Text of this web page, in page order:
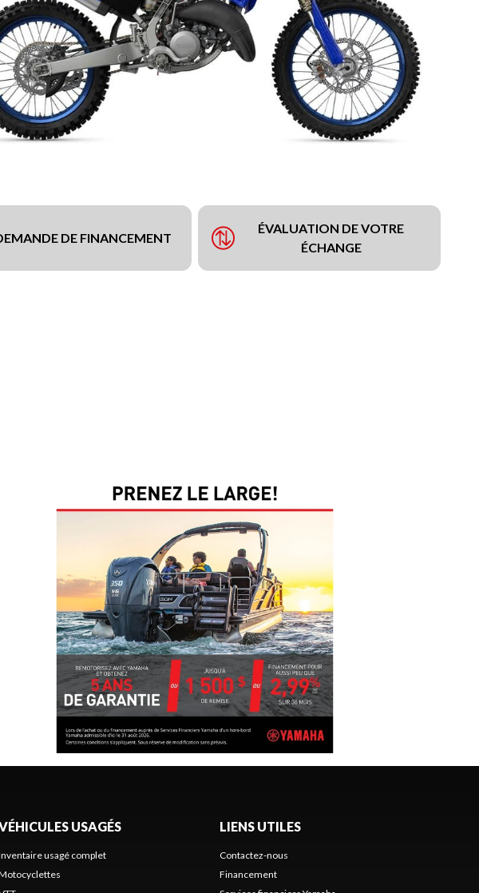
DE FINANCEMENT
ÉVALUATION DE VOTRE
ÉCHANGE
USAGÉS
usagé complet
LIENS UTILES
Contactez-nous
Financement